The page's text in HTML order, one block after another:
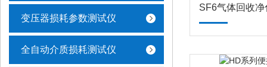
变压器损耗参数测试仪
全自动介质损耗测试仪
SF6气体回收